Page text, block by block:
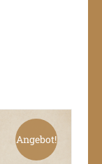
Angebot!